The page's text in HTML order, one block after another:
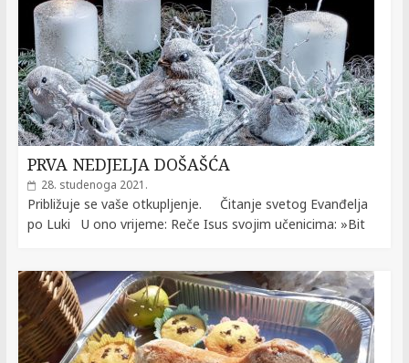
PRVA NEDJELJA DOŠAŠĆA
28. studenoga 2021.
Približuje se vaše otkupljenje. Čitanje svetog Evanđelja
po Luki U ono vrijeme: Reče Isus svojim učenicima: »Bit